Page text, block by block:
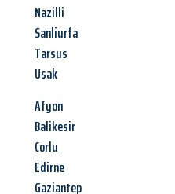
Nazilli
Sanliurfa
Tarsus
Usak
Afyon
Balikesir
Corlu
Edirne
Gaziantep